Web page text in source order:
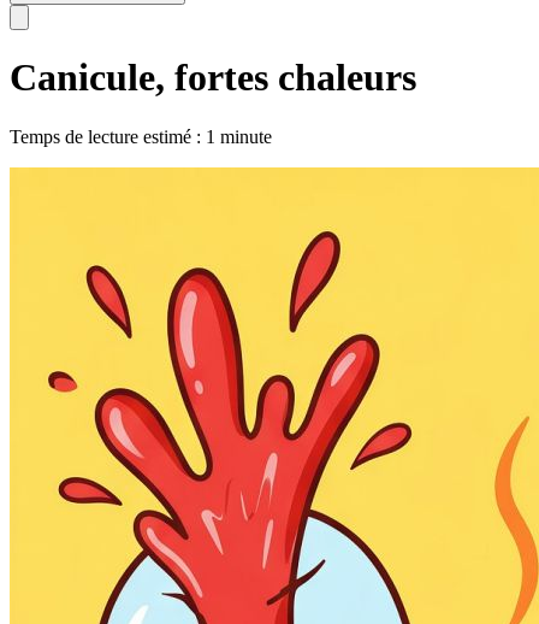
Canicule, fortes chaleurs
Temps de lecture estimé : 1 minute